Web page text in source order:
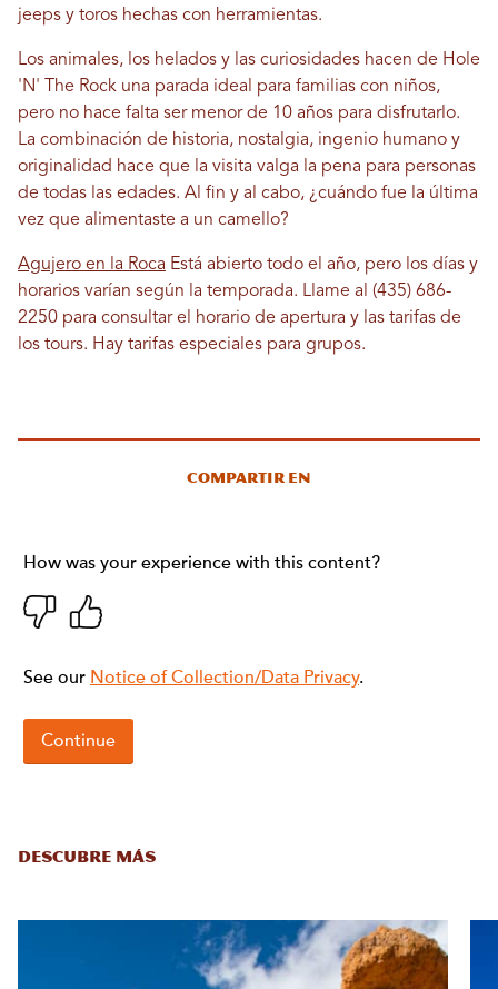
jeeps y toros hechas con herramientas.
Los animales, los helados y las curiosidades hacen de Hole
'N' The Rock una parada ideal para familias con niños,
pero no hace falta ser menor de 10 años para disfrutarlo.
La combinación de historia, nostalgia, ingenio humano y
originalidad hace que la visita valga la pena para personas
de todas las edades. Al fin y al cabo, ¿cuándo fue la última
vez que alimentaste a un camello?
Agujero en la Roca Está abierto todo el año, pero los días y
horarios varían según la temporada. Llame al (435) 686-
2250 para consultar el horario de apertura y las tarifas de
los tours. Hay tarifas especiales para grupos.
Compartir en
DESCUBRE MÁS